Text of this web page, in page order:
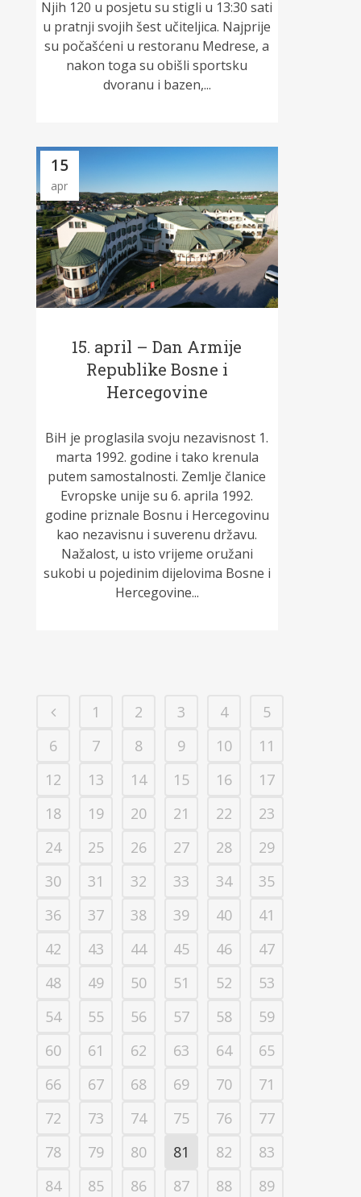
Njih 120 u posjetu su stigli u 13:30 sati
u pratnji svojih šest učiteljica. Najprije
su počašćeni u restoranu Medrese, a
nakon toga su obišli sportsku
dvoranu i bazen,...
15
apr
15. april – Dan Armije
Republike Bosne i
Hercegovine
BiH je proglasila svoju nezavisnost 1.
marta 1992. godine i tako krenula
putem samostalnosti. Zemlje članice
Evropske unije su 6. aprila 1992.
godine priznale Bosnu i Hercegovinu
kao nezavisnu i suverenu državu.
Nažalost, u isto vrijeme oružani
sukobi u pojedinim dijelovima Bosne i
Hercegovine...
1 2 3 4
5
6
7 8 9 10
11
12
13 14 15 16
17
18
19 20 21 22
23
24
25 26 27 28
29
30
31 32 33 34
35
36
37 38 39 40
41
42
43 44 45 46
47
48
49 50 51 52
53
54
55 56 57 58
59
60
61 62 63 64
65
66
67 68 69 70
71
72
73 74 75 76
77
78
79 80 81 82
83
84
85 86 87 88
89